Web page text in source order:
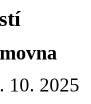
10. 2025